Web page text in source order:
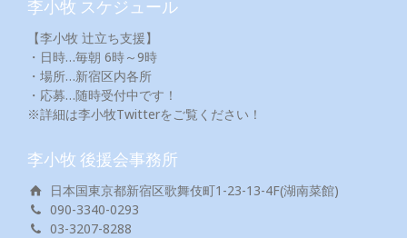
李小牧 スケジュール
【李小牧 辻立ち支援】
・日時…毎朝 6時～9時
・場所…新宿区内各所
・応募…随時受付中です！
※詳細は李小牧Twitterをご覧ください！
李小牧 後援会事務所
日本国東京都新宿区歌舞伎町1-23-13-4F(湖南菜館)
090-3340-0293
03-3207-8288